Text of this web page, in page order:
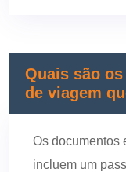
Quais são
de viagem
Os documentos
incluem um